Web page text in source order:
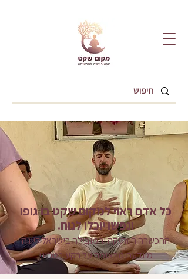
כל אדם ראוי למקום שקט בו גופו
ונפשו יוכלו לנוח.
ההכשרה הוותיקה והמובילה בישראל ליוגה
מיודעת טראומה על רקע בטחוני